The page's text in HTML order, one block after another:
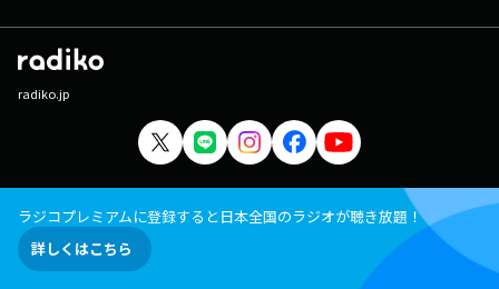
radiko.jp
ラジコプレミアムに登録すると日本全国のラジオが聴き放題！
詳しくはこちら